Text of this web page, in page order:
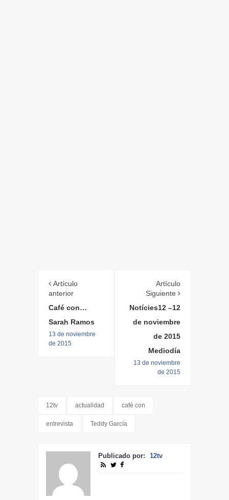
Artículo
anterior
Café con…
Sarah Ramos
13 de noviembre
de 2015
Artículo
Siguiente
Notícies12 –12
de noviembre
de 2015
Mediodía
13 de noviembre
de 2015
12tv actualidad café con
entrevista Teddy García
Publicado por: 12tv